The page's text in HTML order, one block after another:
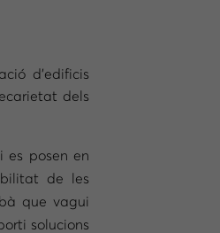
d’edificis
dels
es posen en
de les
que vagui
solucions